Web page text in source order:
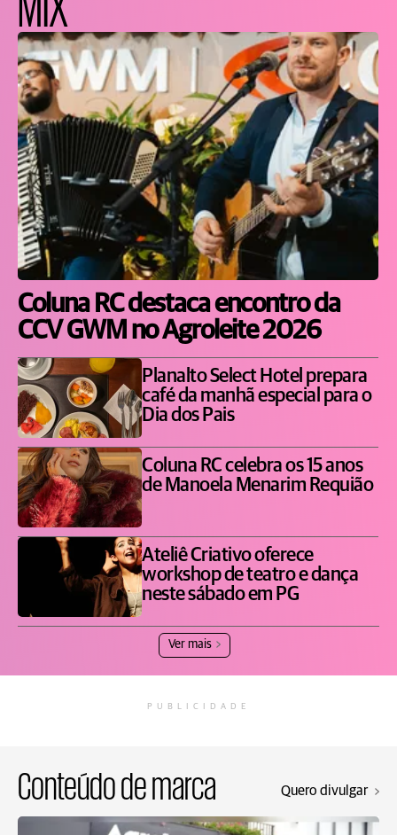
Coluna RC destaca encontro da
CCV GWM no Agroleite 2026
Planalto Select Hotel prepara
café da manhã especial para o
Dia dos Pais
Coluna RC celebra os 15 anos
de Manoela Menarim Requião
Ateliê Criativo oferece
workshop de teatro e dança
neste sábado em PG
Ver mais
PUBLICIDADE
Conteúdo de marca Quero divulgar